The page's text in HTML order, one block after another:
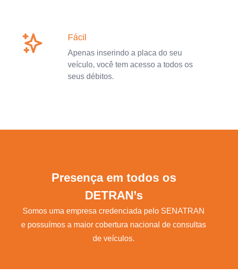
Fácil
Apenas inserindo a placa do seu
veículo, você tem acesso a todos os
seus débitos.
Presença em todos os
DETRAN’s
Somos uma empresa credenciada pelo SENATRAN
e possuímos a maior cobertura nacional de consultas
de veículos.